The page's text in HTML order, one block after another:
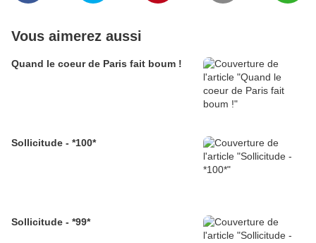
Vous aimerez aussi
Quand le coeur de Paris fait boum !
Sollicitude - *100*
Sollicitude - *99*